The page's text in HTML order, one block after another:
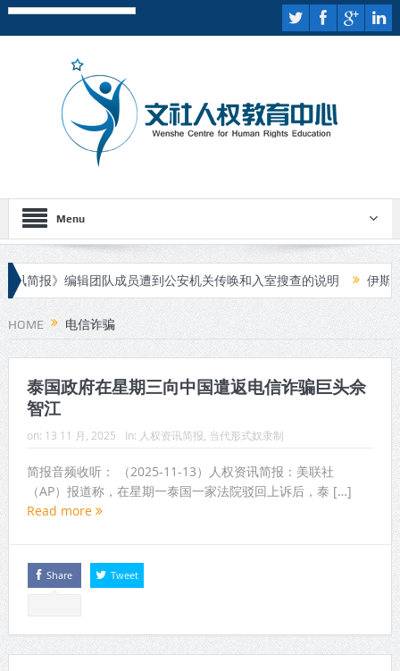
Menu
报》编辑团队成员遭到公安机关传唤和入室搜查的说明 伊斯兰国
庭审
HOME 电信诈骗
泰国政府在星期三向中国遣返电信诈骗巨头佘
智江
on: 13 11 月, 2025 In: 人权资讯简报 当代形式奴隶制
简报音频收听： （2025-11-13）人权资讯简报：美联社
（AP）报道称，在星期一泰国一家法院驳回上诉后，泰 […]
Read more
Share Tweet